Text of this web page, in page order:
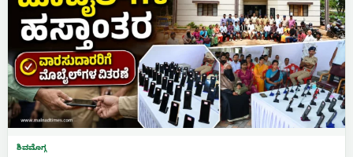
ಶಿವಮೊಗ್ಗ